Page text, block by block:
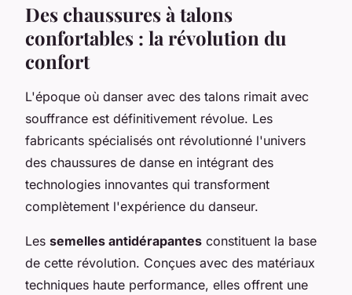
Des chaussures à talons
confortables : la révolution du
confort
L'époque où danser avec des talons rimait avec
souffrance est définitivement révolue. Les
fabricants spécialisés ont révolutionné l'univers
des chaussures de danse en intégrant des
technologies innovantes qui transforment
complètement l'expérience du danseur.
Les semelles antidérapantes constituent la base
de cette révolution. Conçues avec des matériaux
techniques haute performance, elles offrent une